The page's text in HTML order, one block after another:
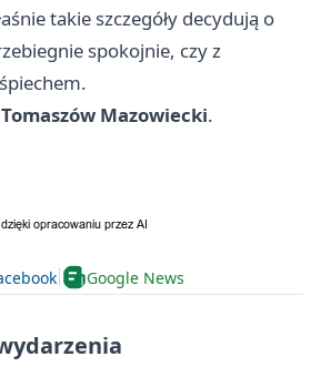
takie szczegóły decydują o
spokojnie, czy z
Mazowiecki.
Google News